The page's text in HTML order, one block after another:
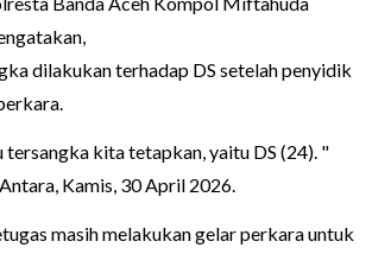
dilakukan terhadap DS setelah penyidik
tersangka kita tetapkan, yaitu DS (24). "
Kamis, 30 April 2026.
masih melakukan gelar perkara untuk